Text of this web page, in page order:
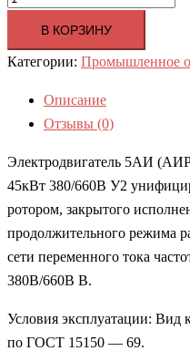
В КОРЗИНУ
Категории: Промышленное
Описание
Отзывы (0)
Электродвигатель 5АИ
45кВт 380/660В У2
ротором, закрытого
продолжительного режима
сети переменного тока
380В/660В В.
Условия эксплуатации: Вид
по ГОСТ 15150 — 69.